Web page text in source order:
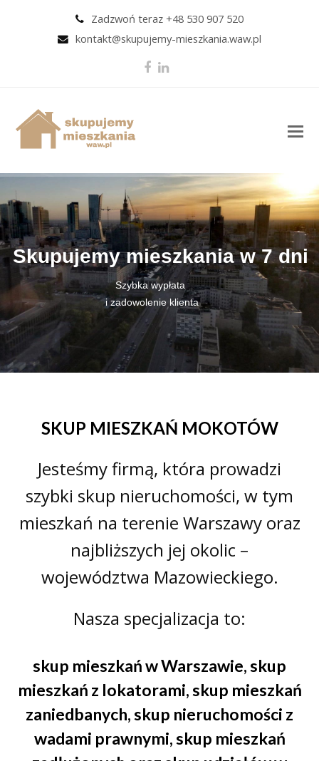
Zadzwoń teraz +48 530 907 520
kontakt@skupujemy-mieszkania.waw.pl
Facebook
LinkedIn
Skupujemy mieszkania w 7 dni
Szybka wypłata
i zadowolenie klienta
SKUP MIESZKAŃ MOKOTÓW
Jesteśmy firmą, która prowadzi
szybki skup nieruchomości, w tym
mieszkań na terenie Warszawy oraz
najbliższych jej okolic –
województwa Mazowieckiego.
Nasza specjalizacja to:
skup mieszkań w Warszawie,skup
mieszkań z lokatorami,skup mieszkań
zaniedbanych,skup nieruchomości z
wadami prawnymi,skup mieszkań